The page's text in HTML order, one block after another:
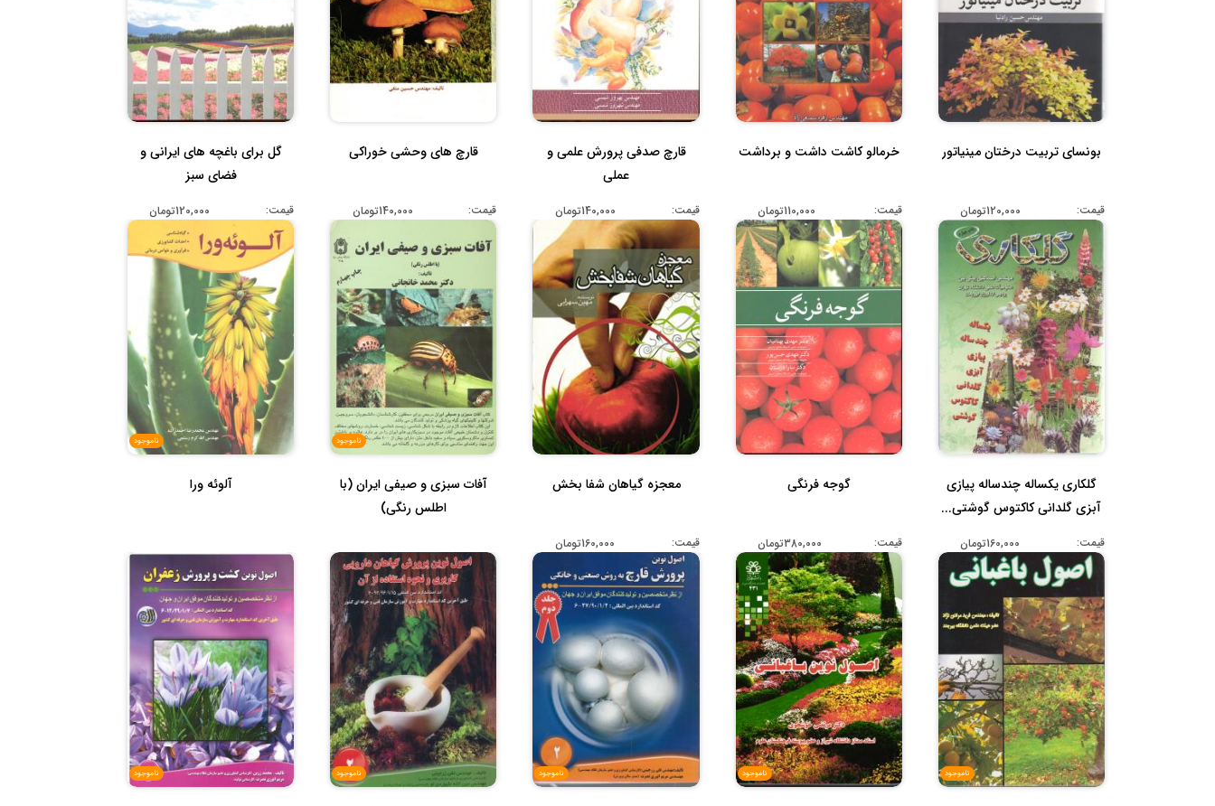
بونسای تربیت درختان مینیاتور
قیمت: 120,000تومان
خرمالو کاشت داشت و برداشت
قیمت: 110,000تومان
قارچ صدفی پرورش علمی و
عملی
قیمت: 140,000تومان
قارچ های وحشی خوراکی
قیمت: 140,000تومان
گل برای باغچه های ایرانی و
فضای سبز
قیمت: 120,000تومان
گلکاری یکساله چندساله پیازی
آبزی گلدانی کاکتوس گوشتی...
قیمت: 160,000تومان
گوجه فرنگی
قیمت: 380,000تومان
معجزه گیاهان شفا بخش
قیمت: 160,000تومان
ناموجود
آفات سبزی و صیفی ایران (با
اطلس رنگی)
ناموجود
آلوئه ورا
ناموجود ناموجود ناموجود ناموجود ناموجود